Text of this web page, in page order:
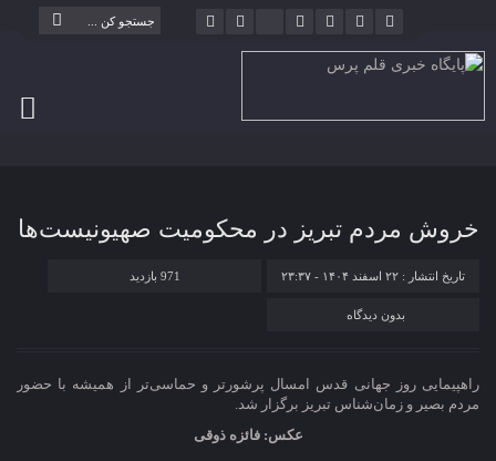
خروش مردم تبریز در محکومیت صهیونیست‌ها
تاریخ انتشار : ۲۲ اسفند ۱۴۰۴ - ۲۳:۳۷ 971 بازدید
بدون دیدگاه
راهپیمایی روز جهانی قدس امسال پرشورتر و حماسی‌تر از همیشه با حضور
مردم بصیر و زمان‌شناس تبریز برگزار شد.
عکس: فائزه ذوقی